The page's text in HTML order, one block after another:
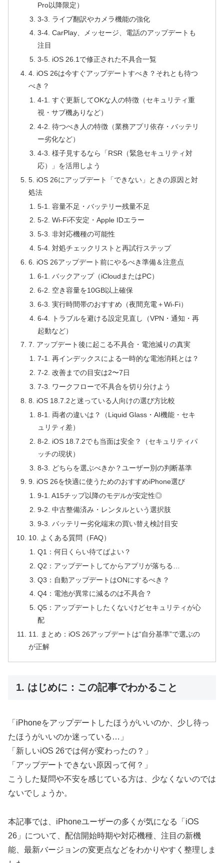
Pro以降限定）
3-3. ライブ翻訳やカメラ機能の強化
3-4. CarPlay、メッセージ、電話のアップデートも
注目
3-5. iOS 26.1で修正された不具合一覧
4. iOS 26は今すぐアップデートすべき？それとも待つ
べき？
4-1. すぐ更新してOKな人の特徴（セキュリティ重
視・サブ機ありなど）
4-2. 待つべき人の特徴（業務アプリ依存・バッテリ
ー劣化など）
4-3. 様子見するなら「RSR（緊急セキュリティ対
応）」を活用しよう
5. iOS 26にアップデート「できない」ときの原因と対
処法
5-1. 容量不足・バッテリー残量不足
5-2. Wi-Fi不安定・Apple IDエラー
5-3. 非対応機種の可能性
5-4. 対処チェックリストと再試行ステップ
6. iOS 26アップデート前にやるべき準備＆注意点
6-1. バックアップ（iCloudまたはPC）
6-2. 空き容量を10GB以上確保
6-3. 実行時間帯のおすすめ（夜間充電＋Wi-Fi）
6-4. トラブルを避ける設定見直し（VPN・通知・再
起動など）
7. アップデート後に起こる不具合・電池減りの真実
7-1. 再インデックスによる一時的な電池消耗とは？
7-2. 改善までの目安は2〜7日
7-3. ワークフローで不具合を切り分けよう
8. iOS 18.7.2と迷っている人向けの選び方比較
8-1. 両者の違いは？（Liquid Glass・AI機能・セキ
ュリティ差）
8-2. iOS 18.7.2でも当面は安全？（セキュリティパ
ッチの現状）
8-3. どちらを選ぶべきか？ユーザー別の判断基準
9. iOS 26を快適に使うためのおすすめiPhone選び
9-1. A15チップ以降のモデルが安定性◎
9-2. 中古整備済み・レンタルという選択肢
9-3. バッテリー劣化端末の買い替え検討目安
10. よくある質問（FAQ）
Q1：何日くらい待てばよい？
Q2：アップデートしてからアプリが落ちる…
Q3：自動アップデートはONにするべき？
Q4：電池が異常に減るのは不具合？
Q5：アップデートしたくないけどセキュリティが心
配
11. まとめ：iOS 26アップデートは“自分基準”で選ぶの
が正解
1. はじめに：この記事でわかること
「iPhoneをアップデートしたほうがいいのか、少し待っ
たほうがいいのか迷っている…」
「新しいiOS 26では何が変わったの？」
「アップデートできない原因って何？」
こうした疑問や不安を感じている方は、少なくないのでは
ないでしょうか。
本記事では、iPhoneユーザーの多くが気になる「iOS
26」について、配信開始時期や対応機種、注目の新機
能、最新バージョンの変更点などをわかりやすく整理しま